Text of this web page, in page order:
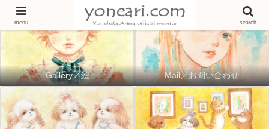
Gallery／絵 Mail／お問い合わせ
menu search